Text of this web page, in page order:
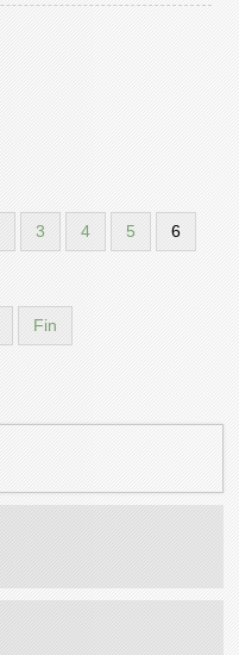
3 4 5 6
Fin